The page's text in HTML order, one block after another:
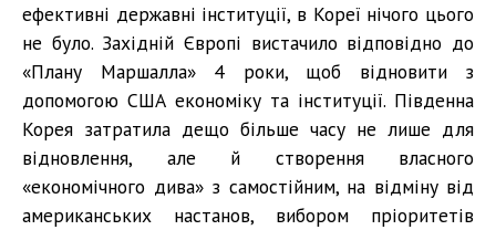
ефективні державні інституції, в Кореї нічого цього
не було. Західній Європі вистачило відповідно до
«Плану Маршалла» 4 роки, щоб відновити з
допомогою США економіку та інституції. Південна
Корея затратила дещо більше часу не лише для
відновлення, але й створення власного
«економічного дива» з самостійним, на відміну від
американських настанов, вибором пріоритетів